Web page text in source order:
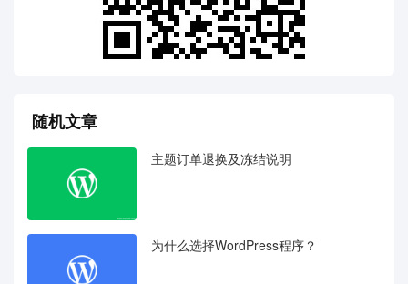
随机文章
主题订单退换及冻结说明
为什么选择WordPress程序？